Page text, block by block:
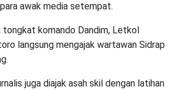
awak media setempat.
komando Dandim, Letkol
langsung mengajak wartawan Sidrap
juga diajak asah skil dengan latihan